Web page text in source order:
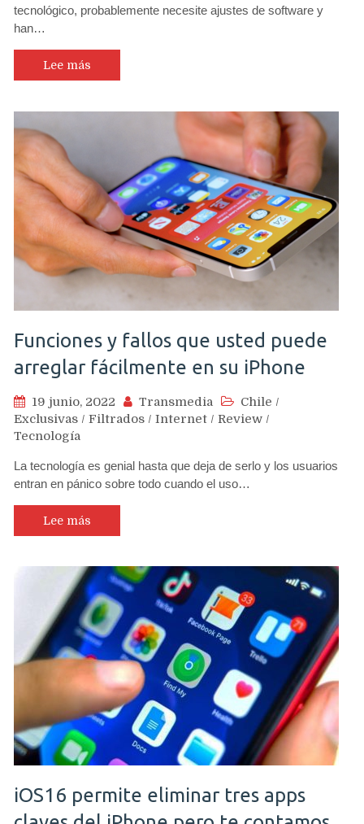
tecnológico, probablemente necesite ajustes de software y
han…
Lee más
Funciones y fallos que usted puede
arreglar fácilmente en su iPhone
19 junio, 2022 Transmedia Chile /
Exclusivas / Filtrados / Internet / Review /
Tecnología
La tecnología es genial hasta que deja de serlo y los usuarios
entran en pánico sobre todo cuando el uso…
Lee más
iOS16 permite eliminar tres apps